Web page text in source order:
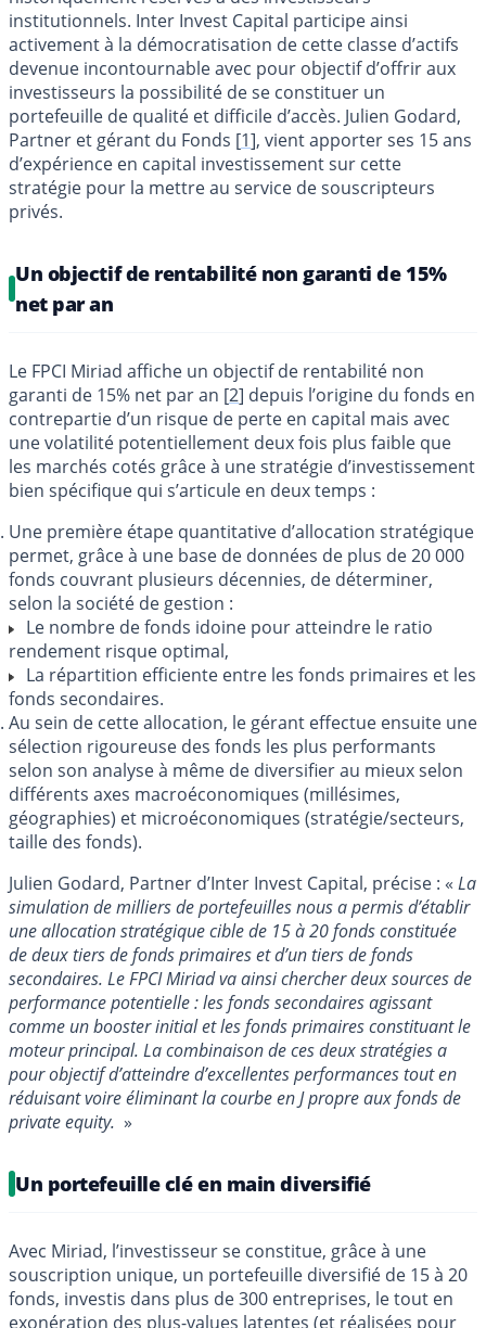
institutionnels. Inter Invest Capital participe ainsi
activement à la démocratisation de cette classe d’actifs
devenue incontournable avec pour objectif d’offrir aux
investisseurs la possibilité de se constituer un
portefeuille de qualité et difficile d’accès. Julien Godard,
Partner et gérant du Fonds [1], vient apporter ses 15 ans
d’expérience en capital investissement sur cette
stratégie pour la mettre au service de souscripteurs
privés.
Un objectif de rentabilité non garanti de 15%
net par an
Le FPCI Miriad affiche un objectif de rentabilité non
garanti de 15% net par an [2] depuis l’origine du fonds en
contrepartie d’un risque de perte en capital mais avec
une volatilité potentiellement deux fois plus faible que
les marchés cotés grâce à une stratégie d’investissement
bien spécifique qui s’articule en deux temps :
Une première étape quantitative d’allocation stratégique
permet, grâce à une base de données de plus de 20 000
fonds couvrant plusieurs décennies, de déterminer,
selon la société de gestion :
Le nombre de fonds idoine pour atteindre le ratio
rendement risque optimal,
La répartition efficiente entre les fonds primaires et les
fonds secondaires.
Au sein de cette allocation, le gérant effectue ensuite une
sélection rigoureuse des fonds les plus performants
selon son analyse à même de diversifier au mieux selon
différents axes macroéconomiques (millésimes,
géographies) et microéconomiques (stratégie/secteurs,
taille des fonds).
Julien Godard, Partner d’Inter Invest Capital, précise : « La
simulation de milliers de portefeuilles nous a permis d’établir
une allocation stratégique cible de 15 à 20 fonds constituée
de deux tiers de fonds primaires et d’un tiers de fonds
secondaires. Le FPCI Miriad va ainsi chercher deux sources de
performance potentielle : les fonds secondaires agissant
comme un booster initial et les fonds primaires constituant le
moteur principal. La combinaison de ces deux stratégies a
pour objectif d’atteindre d’excellentes performances tout en
réduisant voire éliminant la courbe en J propre aux fonds de
private equity. »
Un portefeuille clé en main diversifié
Avec Miriad, l’investisseur se constitue, grâce à une
souscription unique, un portefeuille diversifié de 15 à 20
fonds, investis dans plus de 300 entreprises, le tout en
exonération des plus-values latentes (et réalisées pour